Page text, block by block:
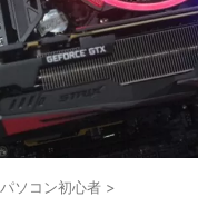
パソコン初心者 >